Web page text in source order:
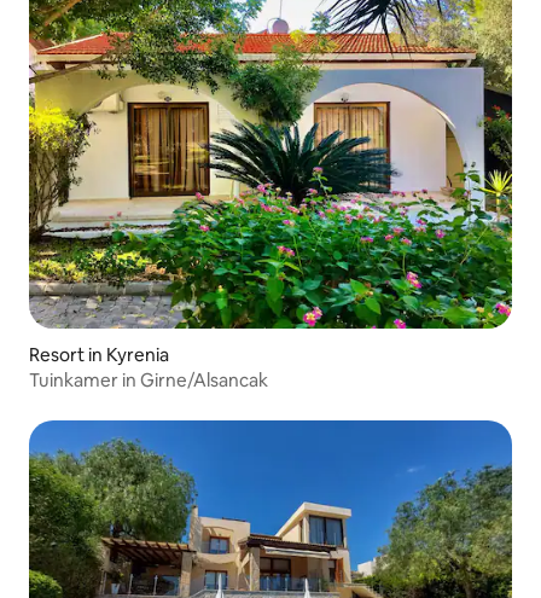
Resort in Kyrenia
Tuinkamer in Girne/Alsancak